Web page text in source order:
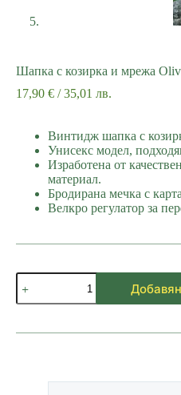
Шапка с козирка и мрежа
17,90 € / 35,01 лв.
Винтидж шапка с
Унисекс модел,
Изработена от
материал.
Бродирана мечка с
Велкро регулатор за
количество
за
Шапка
козирка